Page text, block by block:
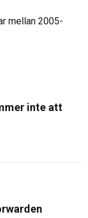
mellan 2005-
inte att